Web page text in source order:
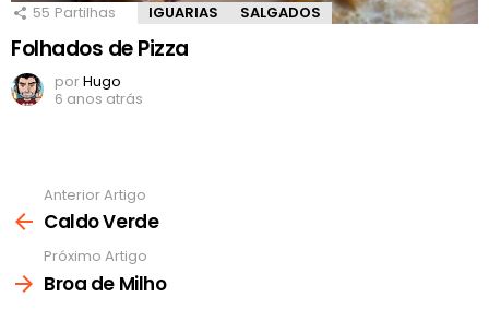
55 Partilhas IGUARIAS SALGADOS
Folhados de Pizza
porHugo
6 anos atrás
mais
Anterior Artigo
Caldo Verde
Próximo Artigo
Broa de Milho